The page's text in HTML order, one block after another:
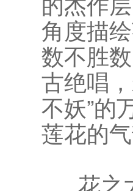
角度描
数不胜
古绝唱
不妖”的
莲花的
花之